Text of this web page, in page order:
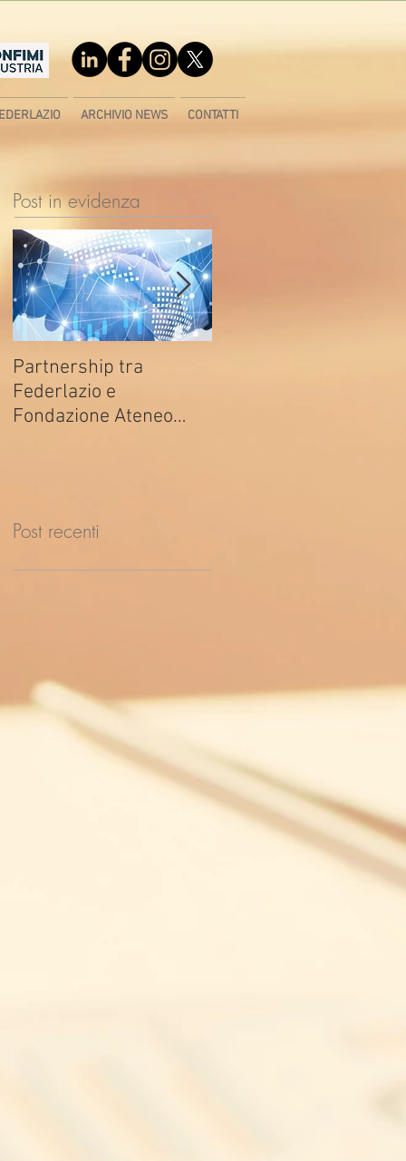
ARCHIVIO NEWS CONTATTI
Post in evidenza
Partnership tra
Federlazio e
Fondazione Ateneo
Post recenti